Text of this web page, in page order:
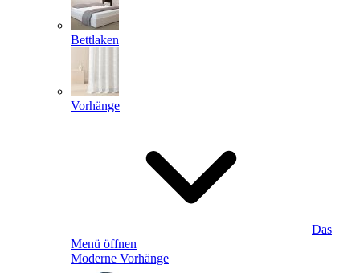
Bettlaken
Vorhänge
Das
Menü öffnen
Moderne Vorhänge